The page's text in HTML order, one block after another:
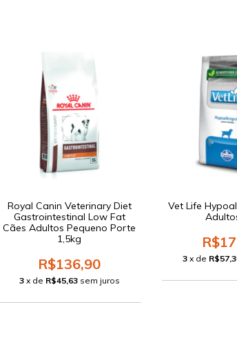
Royal Canin Veterinary Diet
Gastrointestinal Low Fat
Cães Adultos Pequeno Porte
1,5kg
R$136,90
3 x de R$45,63 sem juros
Vet Life
3 x de